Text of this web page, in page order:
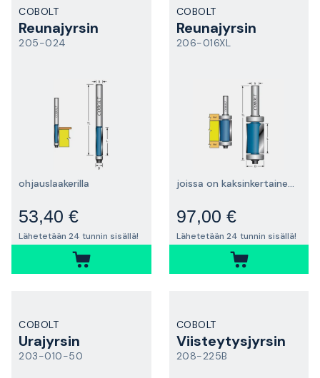
COBOLT
Reunajyrsin
205-024
ohjauslaakerilla
53,40 €
Lähetetään 24 tunnin sisällä!
COBOLT
Reunajyrsin
206-016XL
joissa on kaksinkertainen ohjainlaakeri
97,00 €
Lähetetään 24 tunnin sisällä!
COBOLT
Urajyrsin
203-010-50
COBOLT
Viisteytysjyrsin
208-225B